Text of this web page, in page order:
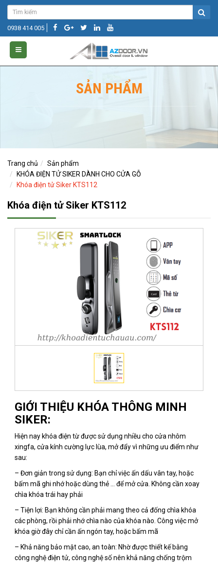
0938 414 005
SẢN PHẨM
Trang chủ
Sản phẩm
KHÓA ĐIỆN TỬ SIKER DÀNH CHO CỬA GỖ
Khóa điện tử Siker KTS112
Khóa điện tử Siker KTS112
GIỚI THIỆU KHÓA THÔNG MINH
SIKER:
Hiện nay khóa điện từ được sử dụng nhiều cho cửa nhôm
xingfa, cửa kính cường lực lùa, mở đẩy vì những ưu điểm như
sau:
– Đơn giản trong sử dụng: Bạn chỉ việc ấn dấu vân tay, hoặc
bấm mã ghi nhớ hoặc dùng thẻ … để mở cửa. Không cần xoay
chìa khóa trái hay phải
– Tiện lợi: Bạn không cần phải mang theo cả đống chìa khóa
các phòng, rồi phải nhớ chìa nào của khóa nào. Công việc mở
khóa giờ đây chỉ cần ấn ngón tay, hoặc bấm mã
– Khả năng bảo mật cao, an toàn: Nhờ được thiết kế bằng
công nghệ điện tử, công nghệ số nên khả năng chống trộm